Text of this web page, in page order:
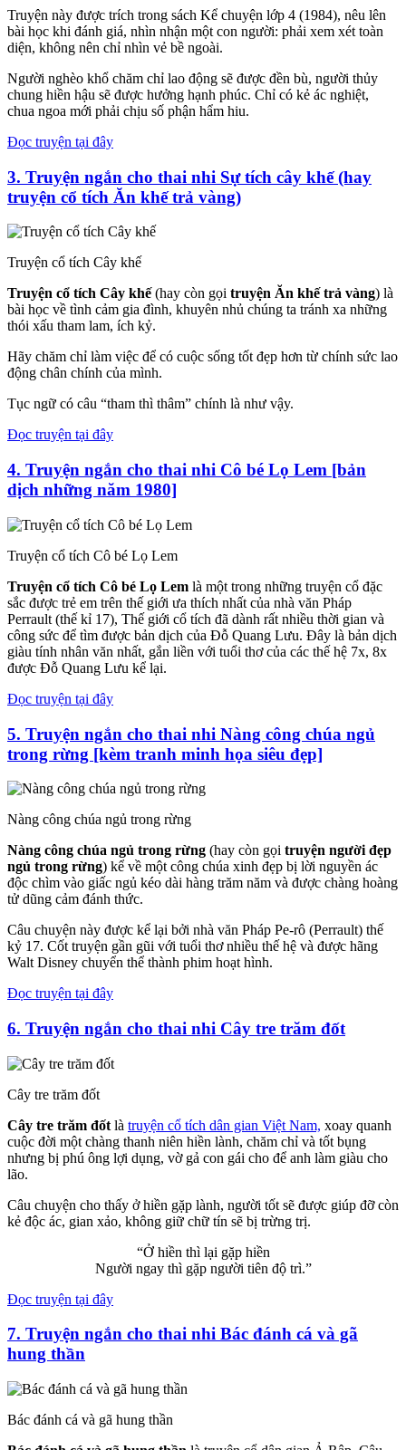
Truyện này được trích trong sách Kể chuyện lớp 4 (1984), nêu lên
bài học khi đánh giá, nhìn nhận một con người: phải xem xét toàn
diện, không nên chỉ nhìn vẻ bề ngoài.
Người nghèo khổ chăm chỉ lao động sẽ được đền bù, người thủy
chung hiền hậu sẽ được hưởng hạnh phúc. Chỉ có kẻ ác nghiệt,
chua ngoa mới phải chịu số phận hẩm hiu.
Đọc truyện tại đây
3. Truyện ngắn cho thai nhi Sự tích cây khế (hay
truyện cổ tích Ăn khế trả vàng)
Truyện cổ tích Cây khế
Truyện cổ tích Cây khế(hay còn gọi truyện Ăn khế trả vàng) là
bài học về tình cảm gia đình, khuyên nhủ chúng ta tránh xa những
thói xấu tham lam, ích kỷ.
Hãy chăm chỉ làm việc để có cuộc sống tốt đẹp hơn từ chính sức lao
động chân chính của mình.
Tục ngữ có câu “tham thì thâm” chính là như vậy.
Đọc truyện tại đây
4. Truyện ngắn cho thai nhi Cô bé Lọ Lem [bản
dịch những năm 1980]
Truyện cổ tích Cô bé Lọ Lem
Truyện cổ tích Cô bé Lọ Lem là một trong những truyện cổ đặc
sắc được trẻ em trên thế giới ưa thích nhất của nhà văn Pháp
Perrault (thế kỉ 17), Thế giới cổ tích đã dành rất nhiều thời gian và
công sức để tìm được bản dịch của Đỗ Quang Lưu. Đây là bản dịch
giàu tính nhân văn nhất, gắn liền với tuổi thơ của các thế hệ 7x, 8x
được Đỗ Quang Lưu kể lại.
Đọc truyện tại đây
5. Truyện ngắn cho thai nhi Nàng công chúa ngủ
trong rừng [kèm tranh minh họa siêu đẹp]
Nàng công chúa ngủ trong rừng
Nàng công chúa ngủ trong rừng (hay còn gọi truyện người đẹp
ngủ trong rừng) kể về một công chúa xinh đẹp bị lời nguyền ác
độc chìm vào giấc ngủ kéo dài hàng trăm năm và được chàng hoàng
tử dũng cảm đánh thức.
Câu chuyện này được kể lại bởi nhà văn Pháp Pe-rô (Perrault) thế
kỷ 17. Cốt truyện gần gũi với tuổi thơ nhiều thế hệ và được hãng
Walt Disney chuyển thể thành phim hoạt hình.
Đọc truyện tại đây
6. Truyện ngắn cho thai nhi Cây tre trăm đốt
Cây tre trăm đốt
Cây tre trăm đốt là truyện cổ tích dân gian Việt Nam, xoay quanh
cuộc đời một chàng thanh niên hiền lành, chăm chỉ và tốt bụng
nhưng bị phú ông lợi dụng, vờ gả con gái cho để anh làm giàu cho
lão.
Câu chuyện cho thấy ở hiền gặp lành, người tốt sẽ được giúp đỡ còn
kẻ độc ác, gian xảo, không giữ chữ tín sẽ bị trừng trị.
“Ở hiền thì lại gặp hiền
Người ngay thì gặp người tiên độ trì.”
Đọc truyện tại đây
7. Truyện ngắn cho thai nhi Bác đánh cá và gã
hung thần
Bác đánh cá và gã hung thần